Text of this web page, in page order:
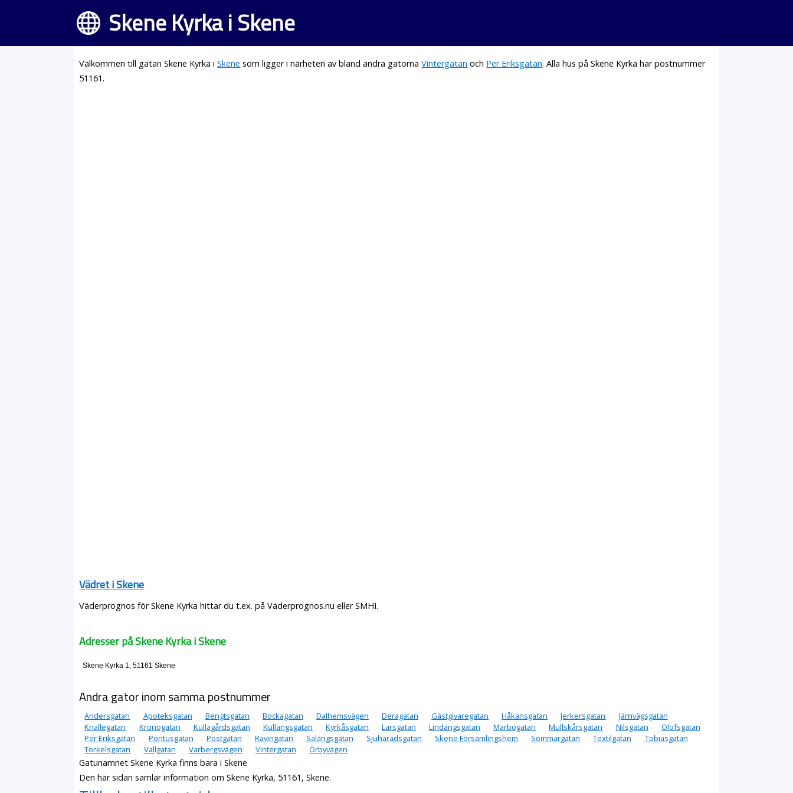
Skene Kyrka i Skene
Välkommen till gatan Skene Kyrka iSkene som ligger i närheten av bland andra gatornaVintergatan och Per Eriksgatan. Alla hus på Skene Kyrka har postnummer
51161.
Vädret i Skene
Väderprognos för Skene Kyrka hittar du t.ex. på Väderprognos.nu eller SMHI.
Adresser på Skene Kyrka i Skene
Skene Kyrka 1, 51161 Skene
Andra gator inom samma postnummer
Andersgatan Apoteksgatan Bengtsgatan Bockagatan Dalhemsvägen Deragatan Gästgivaregatan Håkansgatan Jerkersgatan
Järnvägsgatan
Knallegatan
Kronogatan Kullagårdsgatan Kullängsgatan Kyrkåsgatan Larsgatan Lindängsgatan Marbogatan Mullskårsgatan Nilsgatan
Olofsgatan
Per Eriksgatan
Pontusgatan Postgatan Ravingatan Salängsgatan Sjuhäradsgatan Skene Församlingshem Sommargatan Textilgatan
Tobiasgatan
Torkelsgatan
Vallgatan Varbergsvägen Vintergatan Örbyvägen
Gatunamnet Skene Kyrka finns bara i Skene
Den här sidan samlar information om Skene Kyrka, 51161, Skene.